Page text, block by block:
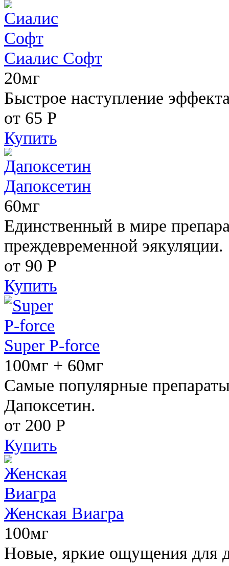
Сиалис Софт
20мг
Быстрое наступление
от 65 Р
Купить
Дапоксетин
60мг
Единственный в мире
преждевременной эякуляции.
от 90 Р
Купить
Super P-force
100мг + 60мг
Самые популярные
Дапоксетин.
от 200 Р
Купить
Женская Виагра
100мг
Новые, яркие ощущения для